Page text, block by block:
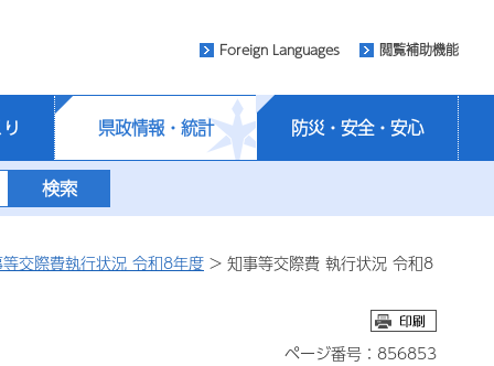
Foreign Languages 閲覧補助機能
県政情報・統計 防災・安全・安心
交際費執行状況 令和8年度 > 知事等交際費 執行状況 令和8
ページ番号：856853